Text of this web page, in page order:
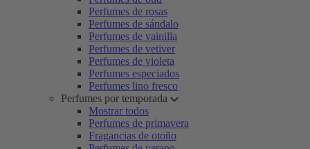
Perfumes de rosas
Perfumes de sándalo
Perfumes de vainilla
Perfumes de vetiver
Perfumes de violeta
Perfumes especiados
Perfumes lino fresco
Perfumes por temporada
Mostrar todos
Perfumes de primavera
Fragancias de otoño